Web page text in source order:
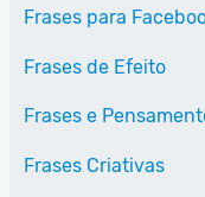
Frases para
Frases de Efeito
Frases e
Frases Criativas